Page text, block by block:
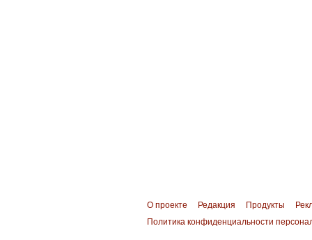
О проекте Редакция Продукты
Политика конфиденциальности